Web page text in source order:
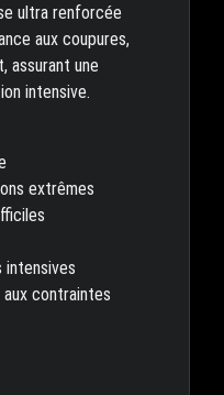
ultra renforcée
aux coupures,
assurant une
intensive.
extrêmes
intensives
aux contraintes